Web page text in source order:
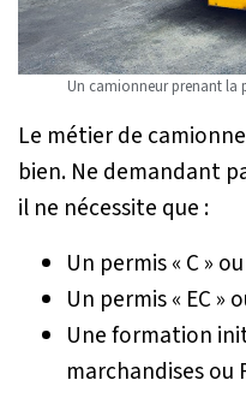
Un camionneur prenant la
Le métier de
bien. Ne demandant
il ne nécessite que :
Un permis « C »
Un permis « EC »
Une formation
marchandises ou